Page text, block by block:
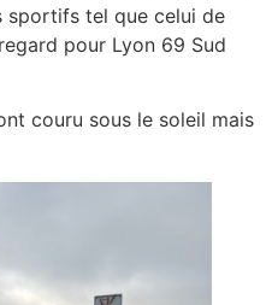
sportifs tel que celui de
pour Lyon 69 Sud
couru sous le soleil mais